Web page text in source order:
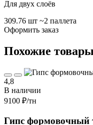
Для двух слоёв
309.76 шт ~2 паллета
Оформить заказ
Похожие товары
4,8
В наличии
9100 ₽/тн
Гипс